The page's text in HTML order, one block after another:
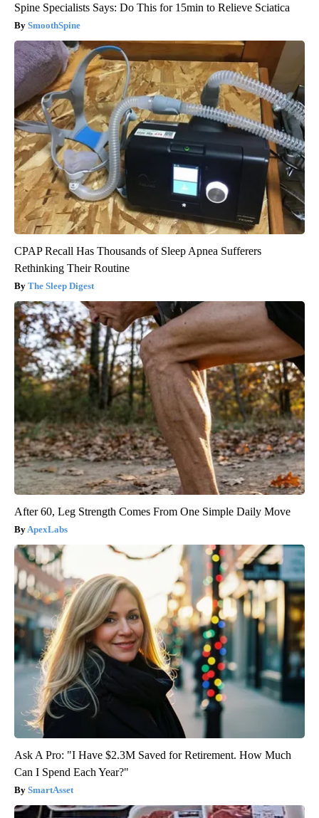
Spine Specialists Says: Do This for 15min to Relieve Sciatica
SmoothSpine
CPAP Recall Has Thousands of Sleep Apnea Sufferers
Rethinking Their Routine
The Sleep Digest
After 60, Leg Strength Comes From One Simple Daily Move
ApexLabs
Ask A Pro: "I Have $2.3M Saved for Retirement. How Much
Can I Spend Each Year?"
SmartAsset